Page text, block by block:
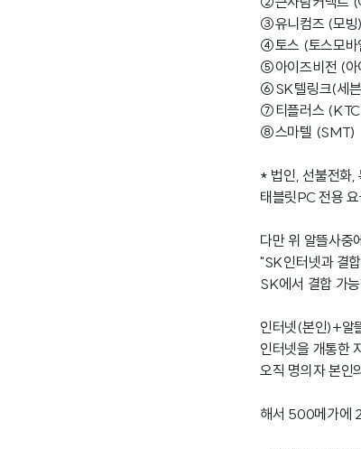
③유니컴즈 (모빙)
④토스 (토스모바
⑤아이즈비전 (아
⑥SK텔링크(세븐
⑦티플러스
⑧스마텔 (SMT)
* 법인, 선불전화,
태블릿PC 전용
다만 위 알뜰사중
"SK인터넷과 결
SK에서 결합 가
인터넷(본인)+알
인터넷을 개통한
오직 명의자 본인
해서 500메가에